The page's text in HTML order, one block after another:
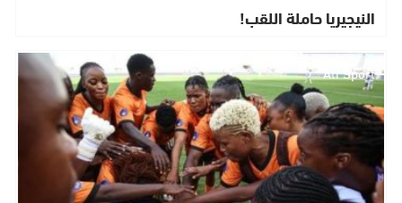
النيجيريا حاملة اللقب!
Ati Sport